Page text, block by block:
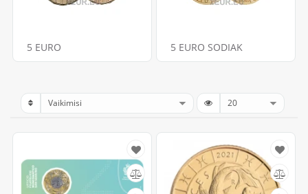
5 EURO 5 EURO SODIAK